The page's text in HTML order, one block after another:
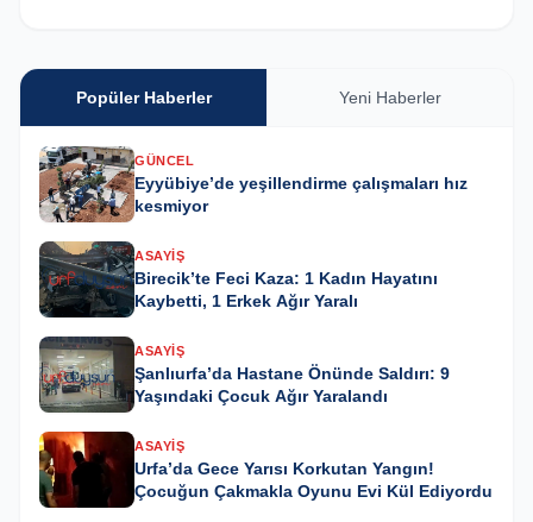
Popüler Haberler Yeni Haberler
GÜNCEL
Eyyübiye’de yeşillendirme çalışmaları hız
kesmiyor
ASAYIŞ
Birecik’te Feci Kaza: 1 Kadın Hayatını
Kaybetti, 1 Erkek Ağır Yaralı
ASAYIŞ
Şanlıurfa’da Hastane Önünde Saldırı: 9
Yaşındaki Çocuk Ağır Yaralandı
ASAYIŞ
Urfa’da Gece Yarısı Korkutan Yangın!
Çocuğun Çakmakla Oyunu Evi Kül Ediyordu